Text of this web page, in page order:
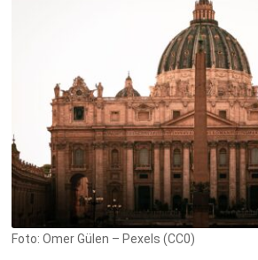
Foto: Omer Gülen – Pexels (CC0)